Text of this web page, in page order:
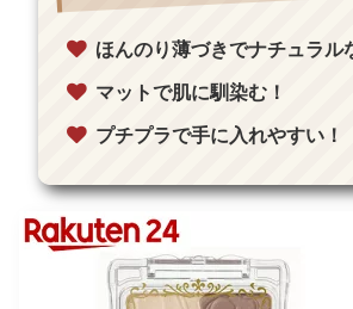
ほんのり薄づきでナチュラル
マットで肌に馴染む！
プチプラで手に入れやすい！